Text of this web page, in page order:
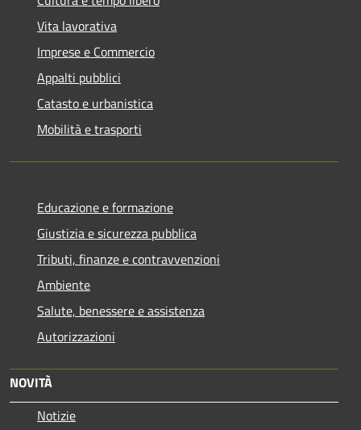
Vita lavorativa
Imprese e Commercio
Appalti pubblici
Catasto e urbanistica
Mobilità e trasporti
Educazione e formazione
Giustizia e sicurezza pubblica
Tributi, finanze e contravvenzioni
Ambiente
Salute, benessere e assistenza
Autorizzazioni
NOVITÀ
Notizie